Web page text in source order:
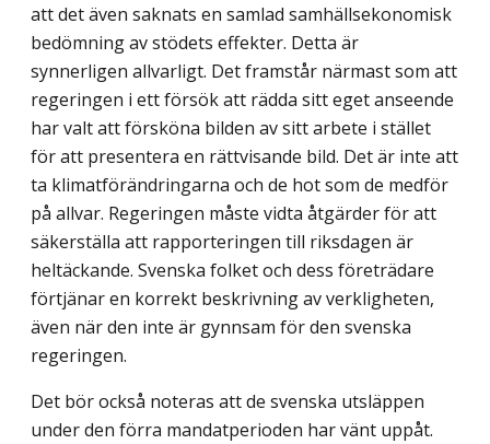
att det även saknats en samlad samhällsekonomisk
bedömning av stödets effekter. Detta är
synnerligen allvarligt. Det framstår närmast som att
regeringen i ett försök att rädda sitt eget anseende
har valt att försköna bilden av sitt arbete i stället
för att presentera en rättvisande bild. Det är inte att
ta klimatförändringarna och de hot som de medför
på allvar. Regeringen måste vidta åtgärder för att
säkerställa att rapporteringen till riksdagen är
heltäckande. Svenska folket och dess företrädare
förtjänar en korrekt beskrivning av verkligheten,
även när den inte är gynnsam för den svenska
regeringen.
Det bör också noteras att de svenska utsläppen
under den förra mandatperioden har vänt uppåt.